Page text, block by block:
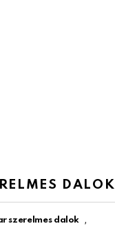
DALOK
szerelmes dalok ,